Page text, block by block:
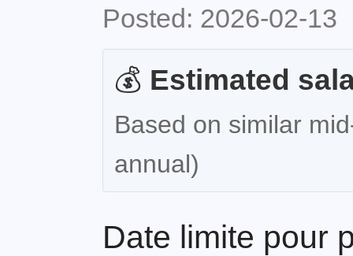
Posted: 2026-02-13
💰 Estimated
Based on similar
annual)
Date limite pour